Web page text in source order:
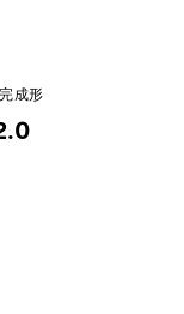
成形